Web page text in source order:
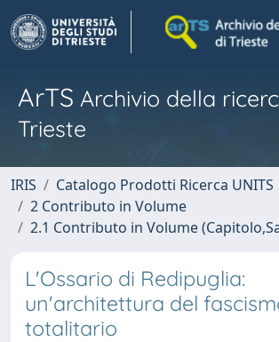
ArTS Archivio della
Trieste
IRIS
Catalogo Prodotti Ricerca UNITS
2 Contributo in Volume
2.1 Contributo in Volume
L'Ossario di Redipuglia:
un'architettura del
totalitario